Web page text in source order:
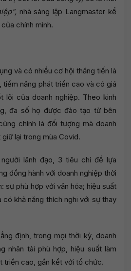
nhà sáng lập Langmaster kể
chính mình.
và có nhiều cơ hội thăng tiến là
tiềm năng phát triển cao và có giá
lõi của doanh nghiệp. Theo kinh
đa số họ được đào tạo từ bên
chính là đối tượng mà doanh
lại trong mùa Covid.
lãnh đạo, 3 tiêu chí để lựa
đồng hành với doanh nghiệp thời
sự phù hợp với văn hóa; hiệu suất
có khả năng thích nghi với sự thay
định, trong mọi thời kỳ, doanh
nhân tài phù hợp, hiệu suất làm
triển cao, gắn kết với tổ chức.